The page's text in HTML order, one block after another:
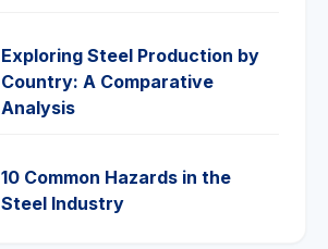
Exploring Steel Production by
Country: A Comparative
Analysis
10 Common Hazards in the
Steel Industry